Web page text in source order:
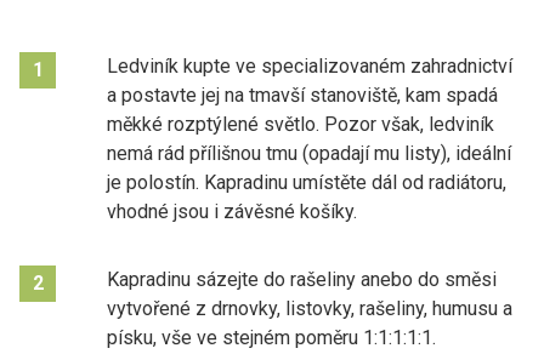
1
Ledviník kupte ve specializovaném zahradnictví
a postavte jej na tmavší stanoviště, kam spadá
měkké rozptýlené světlo. Pozor však, ledviník
nemá rád přílišnou tmu (opadají mu listy), ideální
je polostín. Kapradinu umístěte dál od radiátoru,
vhodné jsou i závěsné košíky.
2
Kapradinu sázejte do rašeliny anebo do směsi
vytvořené z drnovky, listovky, rašeliny, humusu a
písku, vše ve stejném poměru 1:1:1:1:1.